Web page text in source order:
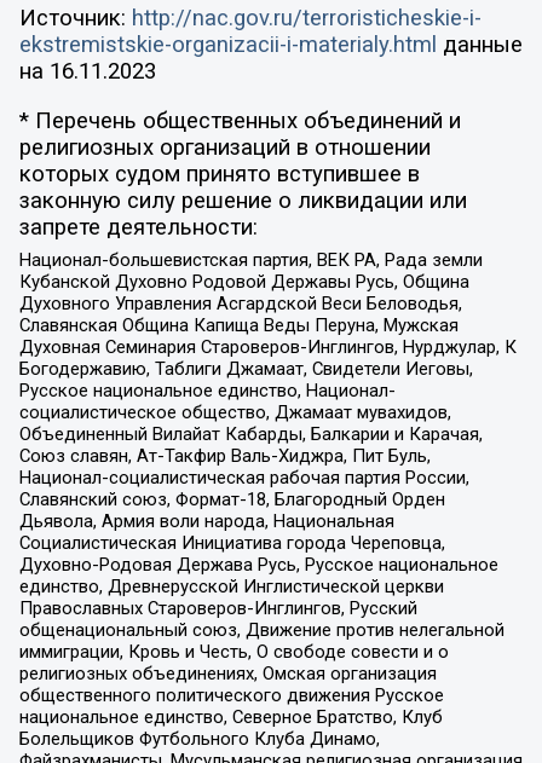
Источник: http://nac.gov.ru/terroristicheskie-i-
ekstremistskie-organizacii-i-materialy.html данные
на 16.11.2023
* Перечень общественных объединений и
религиозных организаций в отношении
которых судом принято вступившее в
законную силу решение о ликвидации или
запрете деятельности:
Национал-большевистская партия, ВЕК РА, Рада земли
Кубанской Духовно Родовой Державы Русь, Община
Духовного Управления Асгардской Веси Беловодья,
Славянская Община Капища Веды Перуна, Мужская
Духовная Семинария Староверов-Инглингов, Нурджулар, К
Богодержавию, Таблиги Джамаат, Свидетели Иеговы,
Русское национальное единство, Национал-
социалистическое общество, Джамаат мувахидов,
Объединенный Вилайат Кабарды, Балкарии и Карачая,
Союз славян, Ат-Такфир Валь-Хиджра, Пит Буль,
Национал-социалистическая рабочая партия России,
Славянский союз, Формат-18, Благородный Орден
Дьявола, Армия воли народа, Национальная
Социалистическая Инициатива города Череповца,
Духовно-Родовая Держава Русь, Русское национальное
единство, Древнерусской Инглистической церкви
Православных Староверов-Инглингов, Русский
общенациональный союз, Движение против нелегальной
иммиграции, Кровь и Честь, О свободе совести и о
религиозных объединениях, Омская организация
общественного политического движения Русское
национальное единство, Северное Братство, Клуб
Болельщиков Футбольного Клуба Динамо,